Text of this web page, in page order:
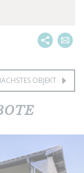
OBJEKT